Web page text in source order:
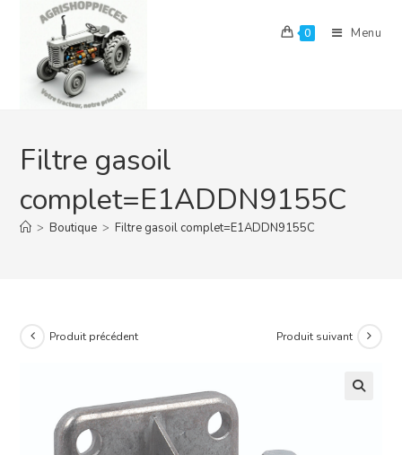
content
0 Menu
Filtre gasoil
complet=E1ADDN9155C
> Boutique > Filtre gasoil complet=E1ADDN9155C
Produit précédent Produit suivant